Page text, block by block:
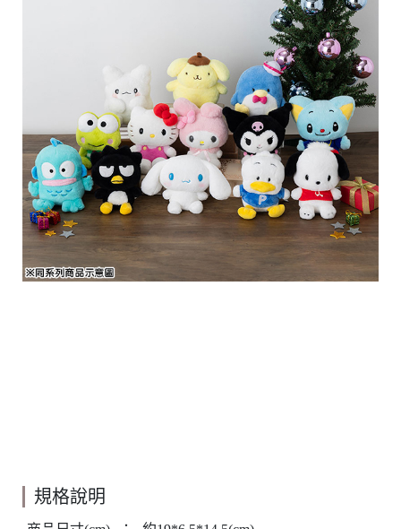
規格說明